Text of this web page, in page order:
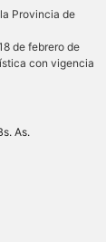
Provincia de
de febrero de
con vigencia
As.